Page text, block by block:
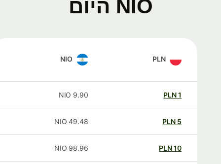
NIO היום
PLN
NIO
PLN
9.90
NIO
PLN
49.48
NIO
PLN
98.96
NIO